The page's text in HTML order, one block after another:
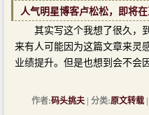
人气明星博客卢松松，即将在
其实写这个我想了很久，
来有人可能因为这篇文章来灵
业绩提升。但是也想到会不会
作者:码头挑夫 | 分类:原文转载